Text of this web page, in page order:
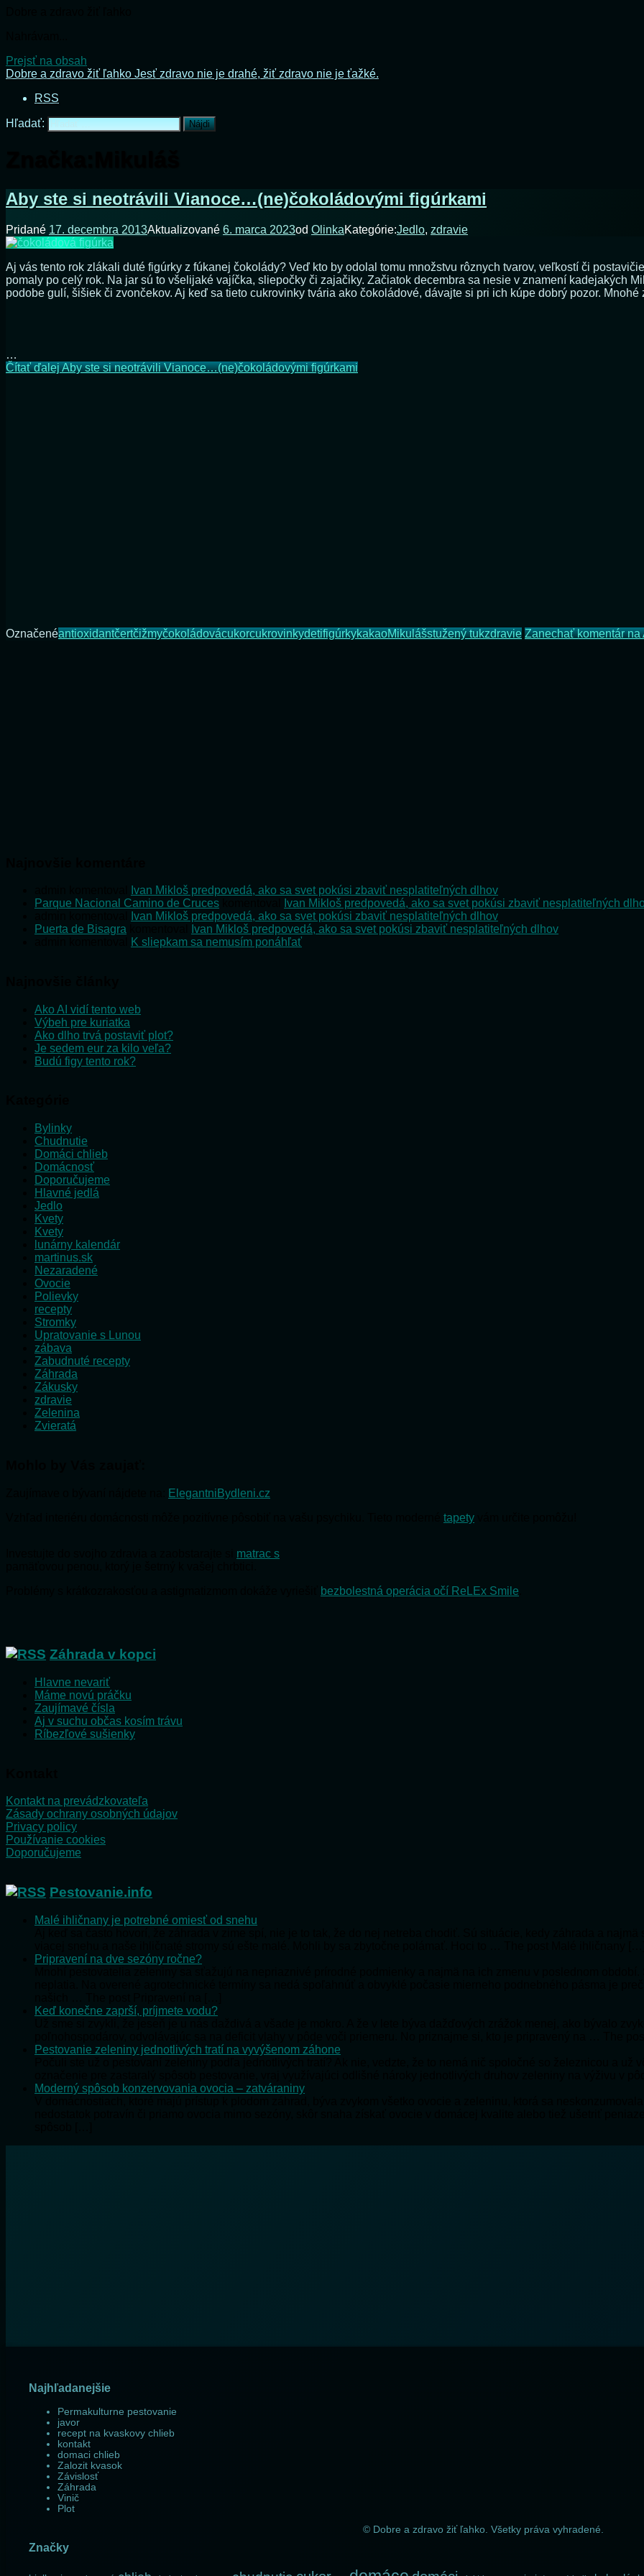
Prejsť na obsah
Dobre a zdravo žiť ľahko Jesť zdravo nie je drahé, žiť zdravo nie je ťažké.
RSS
Hľadať:
Aby ste si neotrávili Vianoce…(ne)čokoládovými figúrkami
Pridané 17. decembra 2013Aktualizované 6. marca 2023od OlinkaKategórie:Jedlo, zdravie
Aj vás tento rok zlákali duté figúrky z fúkanej čokolády? Veď kto by odolal tomu množstvu rôznych tvarov, veľkostí či
pomaly po celý rok. Na jar sú to všelijaké vajíčka, sliepočky či zajačiky. Začiatok decembra sa nesie v znamení kadejakých
podobe gulí, šišiek či zvončekov. Aj keď sa tieto cukrovinky tvária ako čokoládové, dávajte si pri ich kúpe dobrý pozor.
…
Čítať ďalejAby ste si neotrávili Vianoce…(ne)čokoládovými figúrkami
OznačenéantioxidantčertčižmyčokoládovácukorcukrovinkydetifigúrkykakaoMikulášstužený tukzdravie Zanechať komentárna
Ivan Mikloš predpovedá, ako sa svet pokúsi zbaviť nesplatiteľných dlhov
Parque Nacional Camino de Cruces
Ivan Mikloš predpovedá, ako sa svet pokúsi zbaviť nesplatiteľných
Ivan Mikloš predpovedá, ako sa svet pokúsi zbaviť nesplatiteľných dlhov
Puerta de Bisagra
Ivan Mikloš predpovedá, ako sa svet pokúsi zbaviť nesplatiteľných dlhov
K sliepkam sa nemusím ponáhľať
Ako AI vidí tento web
Výbeh pre kuriatka
Ako dlho trvá postaviť plot?
Je sedem eur za kilo veľa?
Budú figy tento rok?
Bylinky
Chudnutie
Domáci chlieb
Domácnosť
Doporučujeme
Hlavné jedlá
Jedlo
Kvety
Kvety
lunárny kalendár
martinus.sk
Nezaradené
Ovocie
Polievky
recepty
Stromky
Upratovanie s Lunou
zábava
Zabudnuté recepty
Záhrada
Zákusky
zdravie
Zelenina
Zvieratá
ElegantniBydleni.cz
tapety
matrac s
bezbolestná operácia očí ReLEx Smile
Záhrada v kopci
Hlavne nevariť
Máme novú práčku
Zaujímavé čísla
Aj v suchu občas kosím trávu
Ríbezľové sušienky
Kontakt na prevádzkovateľa
Zásady ochrany osobných údajov
Privacy policy
Používanie cookies
Doporučujeme
Pestovanie.info
Malé ihličnany je potrebné omiesť od snehu
Pripravení na dve sezóny ročne?
Keď konečne zaprší, príjmete vodu?
Pestovanie zeleniny jednotlivých tratí na vyvýšenom záhone
Moderný spôsob konzervovania ovocia – zatváraniny
Najhľadanejšie
Permakulturne pestovanie
javor
recept na kvaskovy chlieb
kontakt
domaci chlieb
Zalozit kvasok
Závislosť
Záhrada
Vinič
Plot
© Dobre a zdravo žiť ľahko. Všetky práva vyhradené.
Značky